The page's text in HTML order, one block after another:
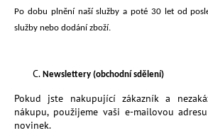
Po dobu plnění naší služby a poté 30 let od
služby nebo dodání zboží.
Newslettery (obchodní sdělení)
Pokud jste nakupující zákazník a
nákupu, použijeme vaši e-mailovou
novinek.